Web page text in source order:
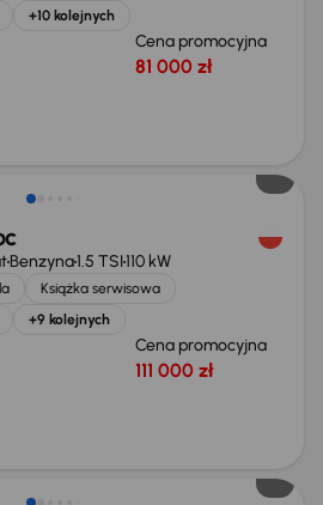
+10 kolejnych
Cena promocyjna
81 000 zł
999 zł
Benzyna1.5 TSI110 kW
Książka serwisowa
+9 kolejnych
Cena promocyjna
111 000 zł